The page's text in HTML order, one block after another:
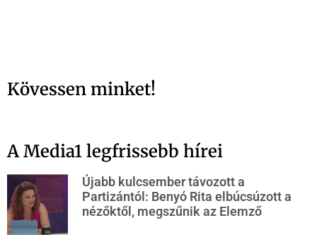
Kövessen minket!
A Media1 legfrissebb hírei
Újabb kulcsember távozott a
Partizántól: Benyó Rita elbúcsúzott a
nézőktől, megszűnik az Elemző